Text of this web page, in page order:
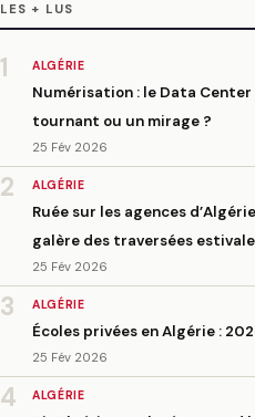
LES + LUS
1 ALGÉRIE
Numérisation : le Data Center
tournant ou un mirage ?
25 Fév 2026
2 ALGÉRIE
Ruée sur les agences
galère des traversées
25 Fév 2026
3 ALGÉRIE
Écoles privées en Algérie :
25 Fév 2026
4 ALGÉRIE